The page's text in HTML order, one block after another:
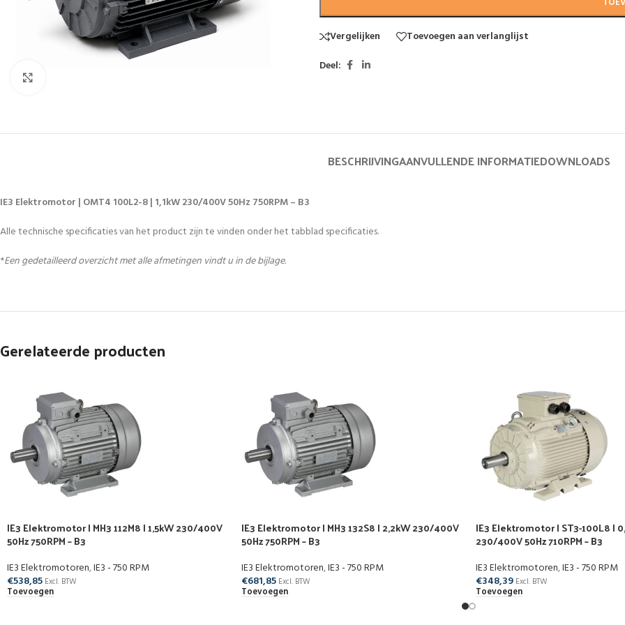
Vergelijken
Toevoegen aan verlanglijst
Deel:
BESCHRIJVINGAANVULLENDE INFORMATIEDOWNLOADS
IE3 Elektromotor | OMT4 100L2-8 | 1,1kW 230/400V 50Hz 750RPM – B3
Alle technische specificaties van het product zijn te vinden onder het tabblad specificaties.
*Een gedetailleerd overzicht met alle afmetingen vindt u in de bijlage.
Gerelateerde producten
IE3 Elektromotor | MH3 112M8 | 1,5kW 230/400V
50Hz 750RPM – B3
IE3 Elektromotoren,IE3 - 750 RPM
€538,85 Excl. BTW
Toevoegen
IE3 Elektromotor | MH3 132S8 | 2,2kW 230/400V
50Hz 750RPM – B3
IE3 Elektromotoren,IE3 - 750 RPM
€681,85 Excl. BTW
Toevoegen
IE3 Elektromotor | ST3-100L8 |
230/400V 50Hz 710RPM – B3
IE3 Elektromotoren,IE3 - 750 RPM
€348,39 Excl. BTW
Toevoegen